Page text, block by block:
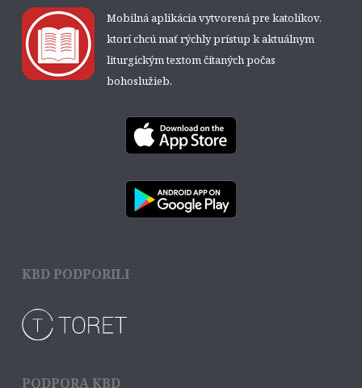
Mobilná aplikácia vytvorená pre katolíkov,
ktorí chcú mať rýchly prístup k aktuálnym
liturgickým textom čítaných počas
bohoslužieb.
KBD PODPORILI
PODPORA KBD